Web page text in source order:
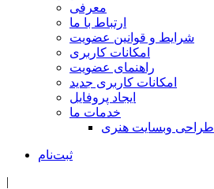
معرفی
ارتباط با ما
شرایط و قوانین عضویت
امکانات کاربری
راهنمای عضویت
امکانات کاربری جدید
ایجاد پروفایل
خدمات ما
طراحی وبسایت هنری
ثبت‌نام
|